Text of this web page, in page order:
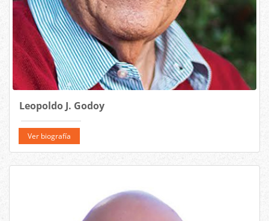
Leopoldo J. Godoy
Ver biografía